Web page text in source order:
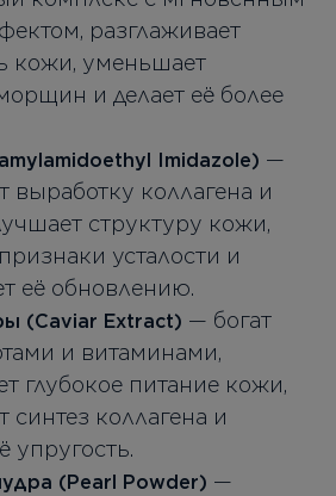
разглаживает
кожи, уменьшает
и делает её более
Imidazole) —
выработку коллагена и
структуру кожи,
усталости и
её обновлению.
(Caviar Extract) — богат
и витаминами,
глубокое питание кожи,
синтез коллагена и
упругость.
(Pearl Powder) —